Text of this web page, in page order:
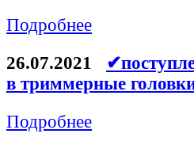
Подробнее
26.07.2021
в триммерные
Подробнее